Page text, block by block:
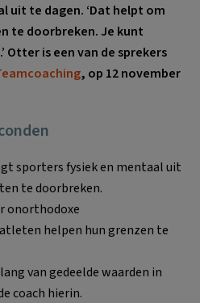
uit te dagen. ‘Dat helpt om
te doorbreken. Je kunt
Otter is een van de sprekers
, op 12 november
sporters fysiek en mentaal uit
te doorbreken.
onorthodoxe
helpen hun grenzen te
van gedeelde waarden in
coach hierin.